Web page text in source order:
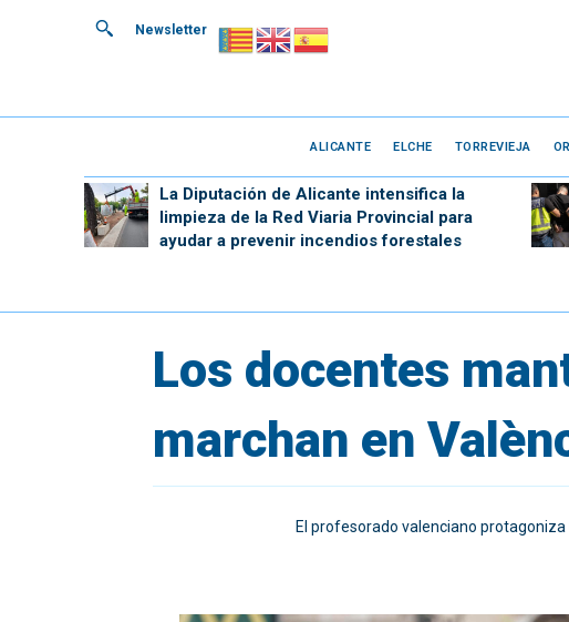
Newsletter
ALICANTE ELCHE TORREVIEJA
La Diputación de Alicante intensifica la
limpieza de la Red Viaria Provincial para
ayudar a prevenir incendios forestales
Los docentes
marchan en
El profesorado valenciano